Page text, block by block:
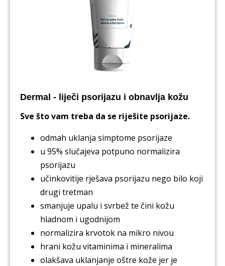
Dermal - liječi psorijazu i obnavlja kožu
Sve što vam treba da se riješite psorijaze.
odmah uklanja simptome psorijaze
u 95% slučajeva potpuno normalizira
psorijazu
učinkovitije rješava psorijazu nego bilo koji
drugi tretman
smanjuje upalu i svrbež te čini kožu
hladnom i ugodnijom
normalizira krvotok na mikro nivou
hrani kožu vitaminima i mineralima
olakšava uklanjanje oštre kože jer je